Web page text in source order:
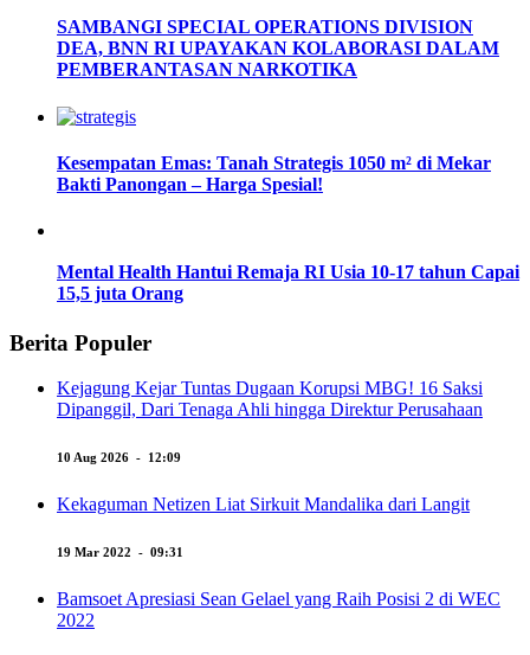
SAMBANGI SPECIAL OPERATIONS DIVISION
DEA, BNN RI UPAYAKAN KOLABORASI DALAM
PEMBERANTASAN NARKOTIKA
Kesempatan Emas: Tanah Strategis 1050 m² di Mekar
Bakti Panongan – Harga Spesial!
Mental Health Hantui Remaja RI Usia 10-17 tahun Capai
15,5 juta Orang
Berita Populer
Kejagung Kejar Tuntas Dugaan Korupsi MBG! 16 Saksi
Dipanggil, Dari Tenaga Ahli hingga Direktur Perusahaan
10 Aug 2026 - 12:09
Kekaguman Netizen Liat Sirkuit Mandalika dari Langit
19 Mar 2022 - 09:31
Bamsoet Apresiasi Sean Gelael yang Raih Posisi 2 di WEC
2022